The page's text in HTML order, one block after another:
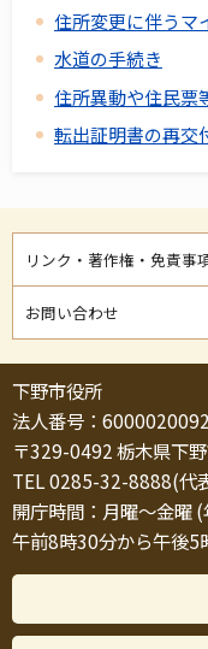
住所変更に伴うマ
水道の手続き
住所異動や住民票
転出証明書の再交
リンク・著作権・免責事
お問い合わせ
下野市役所
法人番号：
〒329-0492 栃木県下
TEL 0285-32-8888(
開庁時間：月曜～金曜
午前8時30分から午後5